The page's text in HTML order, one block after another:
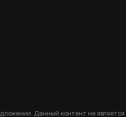
Данный контент не